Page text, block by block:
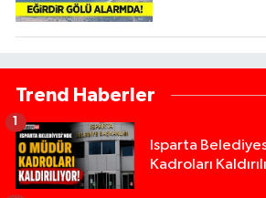
Trend Haberler
Isparta
Kadroları
1